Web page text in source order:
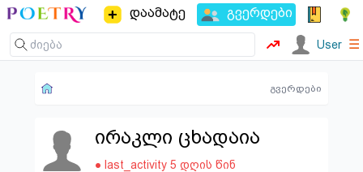
დაამატე გვერდები
User ☰
გვერდები
ირაკლი ცხადაია
● last_activity 5 დღის წინ